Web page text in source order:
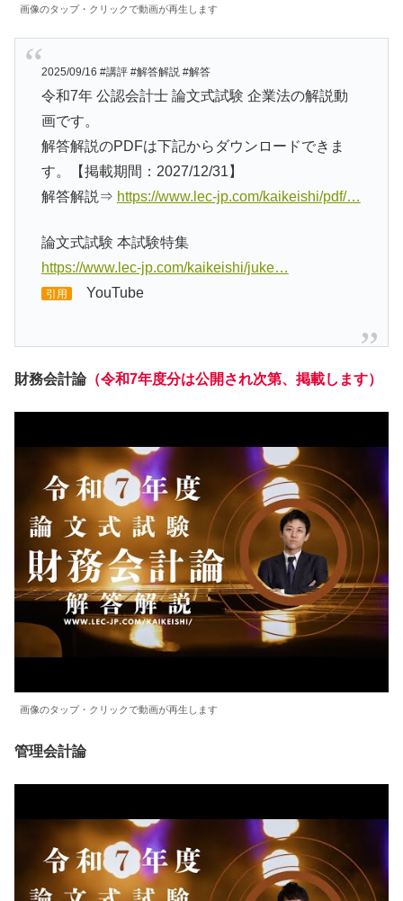
画像のタップ・クリックで動画が再生します
2025/09/16 #講評 #解答解説 #解答
令和7年 公認会計士 論文式試験 企業法の解説動
画です。
解答解説のPDFは下記からダウンロードできま
す。【掲載期間：2027/12/31】
解答解説⇒ https://www.lec-jp.com/kaikeishi/pdf/…
論文式試験 本試験特集
https://www.lec-jp.com/kaikeishi/juke…
引用 YouTube
財務会計論（令和7年度分は公開され次第、掲載します）
画像のタップ・クリックで動画が再生します
管理会計論